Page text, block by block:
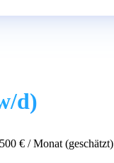
d)
€ / Monat (geschätzt)